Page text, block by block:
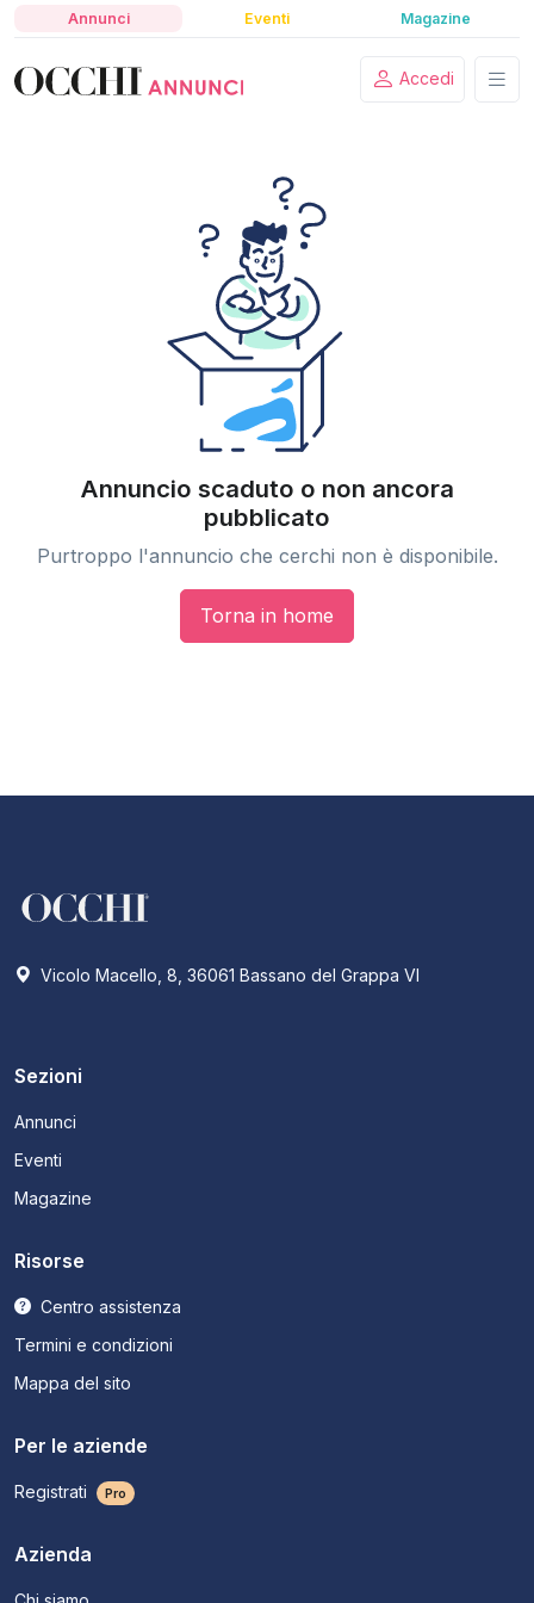
Annunci Eventi Magazine
Accedi
Annuncio scaduto o non ancora
pubblicato
Purtroppo l'annuncio che cerchi non è disponibile.
Torna in home
Vicolo Macello, 8, 36061 Bassano del Grappa VI
Sezioni
Annunci
Eventi
Magazine
Risorse
Centro assistenza
Termini e condizioni
Mappa del sito
Per le aziende
Registrati Pro
Azienda